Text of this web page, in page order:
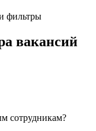
фильтры
вакансий
сотрудникам?